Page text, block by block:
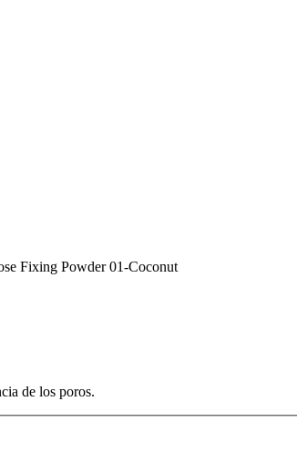
Fixing Powder 01-Coconut
de los poros.